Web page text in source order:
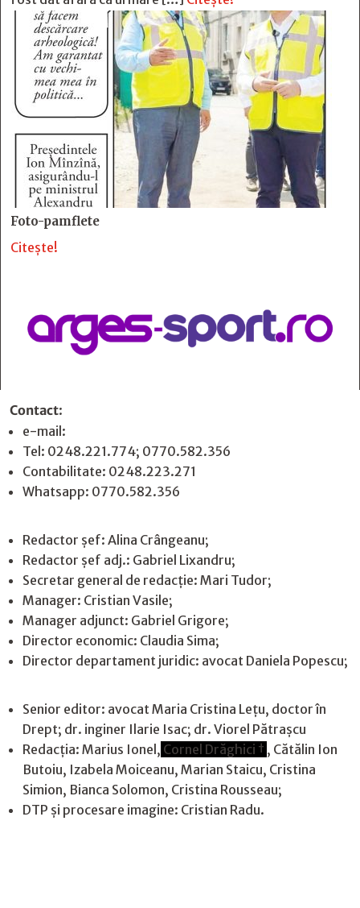
Foto-pamflete
Citește!
Contact:
e-mail:
Tel: 0248.221.774; 0770.582.356
Contabilitate: 0248.223.271
Whatsapp: 0770.582.356
Redactor șef: Alina Crângeanu;
Redactor șef adj.: Gabriel Lixandru;
Secretar general de redacție: Mari Tudor;
Manager: Cristian Vasile;
Manager adjunct: Gabriel Grigore;
Director economic: Claudia Sima;
Director departament juridic: avocat Daniela Popescu;
Senior editor: avocat Maria Cristina Leţu, doctor în
Drept; dr. inginer Ilarie Isac; dr. Viorel Pătrașcu
Redacţia: Marius Ionel, Cornel Drăghici † , Cătălin Ion
Butoiu, Izabela Moiceanu, Marian Staicu, Cristina
Simion, Bianca Solomon, Cristina Rousseau;
DTP și procesare imagine: Cristian Radu.